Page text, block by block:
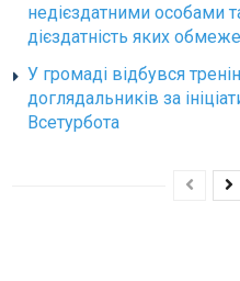
недієздатними особами
дієздатність яких
У громаді відбувся
доглядальників за
Всетурбота